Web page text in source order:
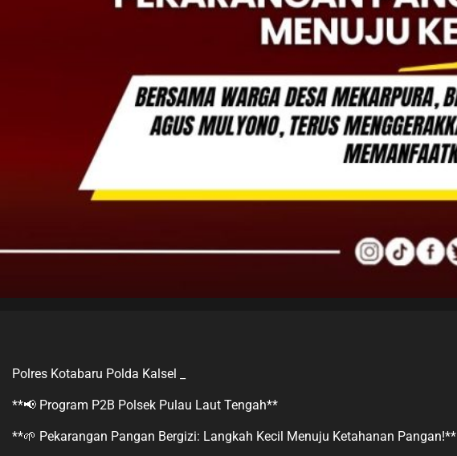
Polres Kotabaru Polda Kalsel _
**📢 Program P2B Polsek Pulau Laut Tengah**
**🌱 Pekarangan Pangan Bergizi: Langkah Kecil Menuju Ketahanan Pangan!**